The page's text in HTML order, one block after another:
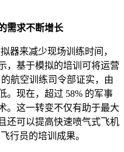
需求不断增长
器来减少现场训练时间，
，基于模拟的培训可将运营
航空训练司令部证实，由
。现在，超过 58% 的军事
。这一转变不仅有助于最大
还可以提高快速喷气式飞机
行员的培训成果。